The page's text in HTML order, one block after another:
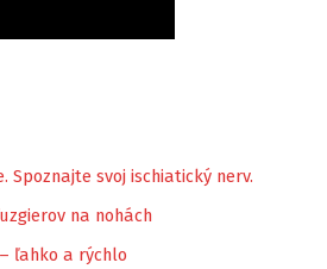
Spoznajte svoj ischiatický nerv.
na nohách
ľahko a rýchlo